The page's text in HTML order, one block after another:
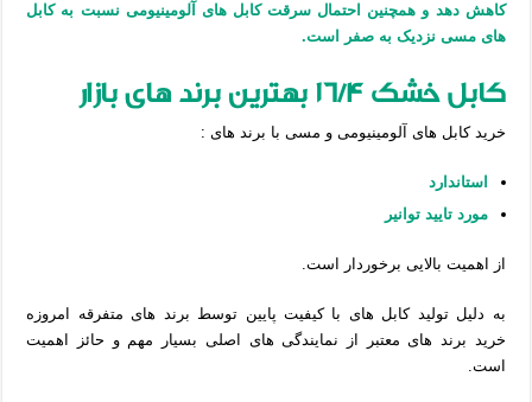
کاهش دهد و همچنین احتمال سرقت کابل های آلومینیومی نسبت به کابل
های مسی نزدیک به صفر است.
کابل خشک 16/4 بهترین برند های بازار
خرید کابل های آلومینیومی و مسی با برند های :
استاندارد
مورد تایید توانیر
از اهمیت بالایی برخوردار است.
به دلیل تولید کابل های با کیفیت پایین توسط برند های متفرقه امروزه
خرید برند های معتبر از نمایندگی های اصلی بسیار مهم و حائز اهمیت
است.